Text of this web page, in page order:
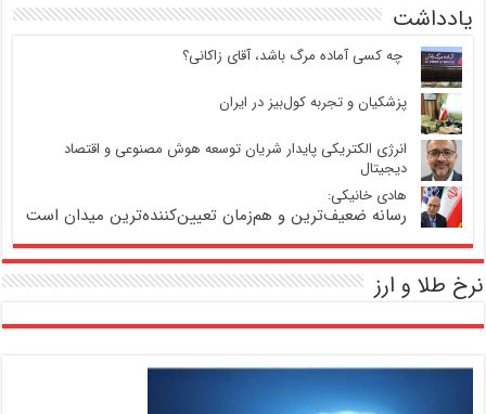
یادداشت
‍ چه کسی آماده مرگ باشد، آقای زاکانی؟
پزشکیان و تجربه کول‌بیز در ایران
انرژی الکتریکی پایدار شریان توسعه هوش مصنوعی و اقتصاد
دیجیتال
هادی خانیکی:
رسانه ضعیف‌ترین و هم‌زمان تعیین‌کننده‌ترین میدان است
نرخ طلا و ارز